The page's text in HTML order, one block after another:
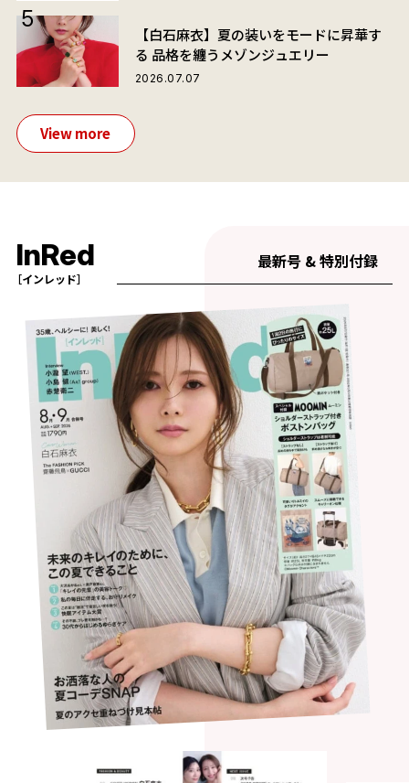
【白石麻衣】夏の装いをモードに昇華す
る 品格を纏うメゾンジュエリー
2026.07.07
View more
InRed
［インレッド］
最新号 & 特別付録